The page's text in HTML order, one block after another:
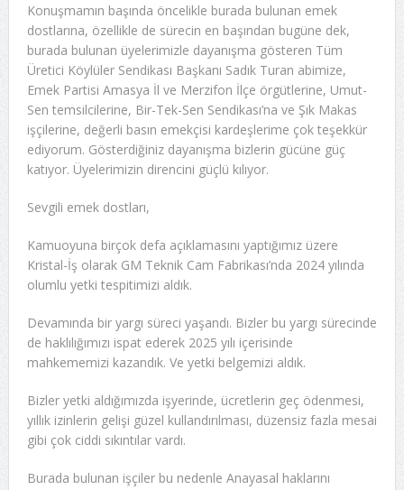
Konuşmamın başında öncelikle burada bulunan emek
dostlarına, özellikle de sürecin en başından bugüne dek,
burada bulunan üyelerimizle dayanışma gösteren Tüm
Üretici Köylüler Sendikası Başkanı Sadık Turan abimize,
Emek Partisi Amasya İl ve Merzifon İlçe örgütlerine, Umut-
Sen temsilcilerine, Bir-Tek-Sen Sendikası’na ve Şık Makas
işçilerine, değerli basın emekçisi kardeşlerime çok teşekkür
ediyorum. Gösterdiğiniz dayanışma bizlerin gücüne güç
katıyor. Üyelerimizin direncini güçlü kılıyor.
Sevgili emek dostları,
Kamuoyuna birçok defa açıklamasını yaptığımız üzere
Kristal-İş olarak GM Teknik Cam Fabrikası’nda 2024 yılında
olumlu yetki tespitimizi aldık.
Devamında bir yargı süreci yaşandı. Bizler bu yargı sürecinde
de haklılığımızı ispat ederek 2025 yılı içerisinde
mahkememizi kazandık. Ve yetki belgemizi aldık.
Bizler yetki aldığımızda işyerinde, ücretlerin geç ödenmesi,
yıllık izinlerin gelişi güzel kullandırılması, düzensiz fazla mesai
gibi çok ciddi sıkıntılar vardı.
Burada bulunan işçiler bu nedenle Anayasal haklarını